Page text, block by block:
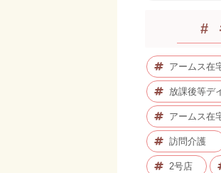
#
アームス在
放課後等デ
アームス在
訪問介護
2号店